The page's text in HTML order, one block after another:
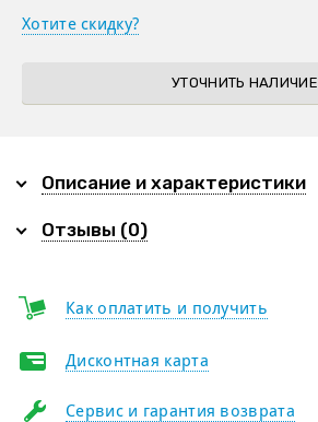
Хотите скидку?
УТОЧНИТЬ НАЛИЧИЕ
Описание и характеристики
Отзывы (0)
Как оплатить и получить
Дисконтная карта
Сервис и гарантия возврата